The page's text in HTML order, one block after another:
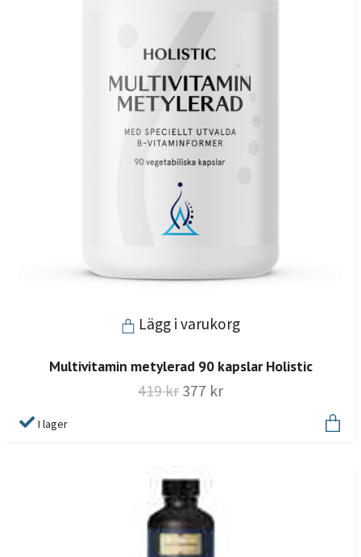
Lägg i varukorg
Multivitamin metylerad 90 kapslar Holistic
419 kr 377 kr
I lager